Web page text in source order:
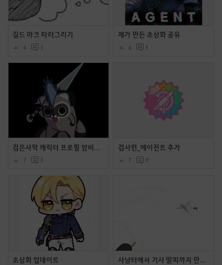
길드 마크 따라그리기
4 1
제가 만든 초상화 공유
6 3
검은사막 캐릭터 프로필 얌비얌 시리즈
7 3
검사런_에이전트 추가
7 9
초상화 업데이트 사냥터에서 기사 딸피까지 만들었는데 길드원이 와서 말버프 주다가 어그로 넘어가서 몬스토 피통이 초기화 된 만화